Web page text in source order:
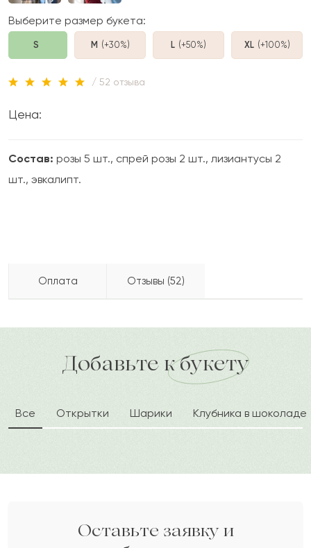
Выберите размер букета:
S M (+30%) L (+50%) XL (+100%)
/ 52 отзыва
Цена:
Состав: розы 5 шт., спрей розы 2 шт., лизиантусы 2
шт., эвкалипт.
Оплата Отзывы (52)
доставка по городу в течение часа
Ж 2022-09-24
Жакия
2022-09-22
Б 2022-08-18
Балтлеу
А 2022-07-09
Агнета
2022-05-25
Олеся
Добавьте к букету
Все Открытки Шарики Клубника в шоколаде
Оставьте заявку и